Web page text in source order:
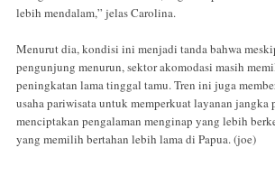
lebih mendalam,” jelas Carolina.
Menurut dia, kondisi ini menjadi tanda bahwa
pengunjung menurun, sektor akomodasi masih
peningkatan lama tinggal tamu. Tren ini juga
usaha pariwisata untuk memperkuat layanan jangka
menciptakan pengalaman menginap yang lebih
yang memilih bertahan lebih lama di Papua. (joe)